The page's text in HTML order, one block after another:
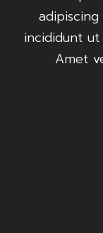
incididunt
Amet